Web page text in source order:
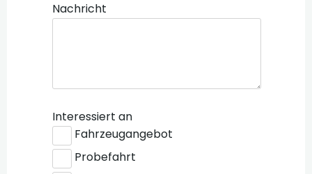
Nachricht
Interessiert an
Fahrzeugangebot
Probefahrt